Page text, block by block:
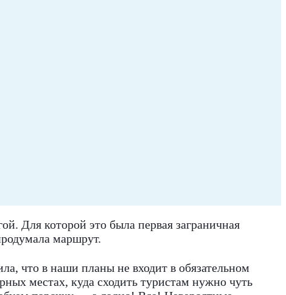
Для которой это была первая заграничная
маршрут.
что в наши планы не входит в обязательном
местах, куда сходить туристам нужно чуть